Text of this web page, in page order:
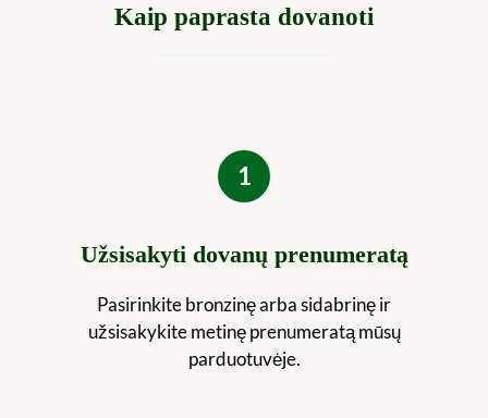
Kaip paprasta dovanoti
1
Užsisakyti dovanų prenumeratą
Pasirinkite bronzinę arba sidabrinę ir
užsisakykite metinę prenumeratą mūsų
parduotuvėje.